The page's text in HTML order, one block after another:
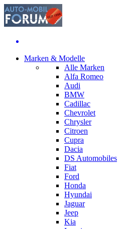
Marken & Modelle
Alle Marken
Alfa Romeo
Audi
BMW
Cadillac
Chevrolet
Chrysler
Citroen
Cupra
Dacia
DS Automobiles
Fiat
Ford
Honda
Hyundai
Jaguar
Jeep
Kia